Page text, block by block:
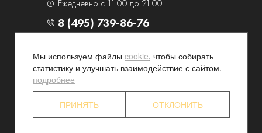
Ежедневно с 11.00 до 21.00
8 (495) 739-86-76
Услуги
Контакты и схема проезда
Наши преимущества
Программа лояльности
Мы используем файлы cookie, чтобы собирать
статистику и улучшать взаимодействие с сайтом.
подробнее
ПРИНЯТЬ ОТКЛОНИТЬ